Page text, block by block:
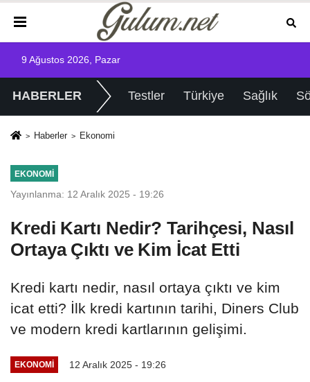
9 Ağustos 2026, Pazar
HABERLER Testler Türkiye Sağlık
Haberler Ekonomi
EKONOMI
Yayınlanma: 12 Aralık 2025 - 19:26
Kredi Kartı Nedir? Tarihçesi, Nasıl
Ortaya Çıktı ve Kim İcat Etti
Kredi kartı nedir, nasıl ortaya çıktı ve kim
icat etti? İlk kredi kartının tarihi, Diners Club
ve modern kredi kartlarının gelişimi.
EKONOMI 12 Aralık 2025 - 19:26